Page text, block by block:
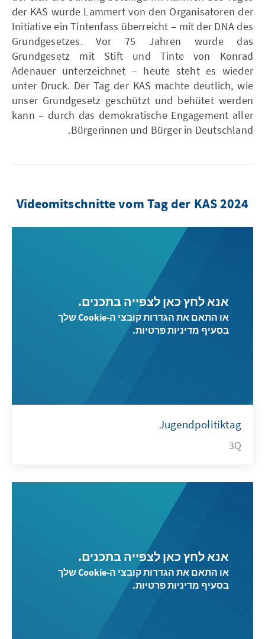
der KAS wurde Lammert von den Organisatoren der
Initiative ein Tintenfass überreicht – mit der DNA des
Grundgesetzes. Vor 75 Jahren wurde das
Grundgesetz mit Stift und Tinte von Konrad
Adenauer unterzeichnet – heute steht es wieder
unter Druck. Der Tag der KAS machte deutlich, wie
unser Grundgesetz geschützt und behütet werden
kann – durch das demokratische Engagement aller
Bürgerinnen und Bürger in Deutschland.
Videomitschnitte vom Tag der KAS 2024
אנא לחץ כאן לצפייה בתכנים.
או התאם את הגדרות קובצי ה-Cookie שלך
בסעיף מדיניות פרטיות.
Jugendpolitiktag
3Q
אנא לחץ כאן לצפייה בתכנים.
או התאם את הגדרות קובצי ה-Cookie שלך
בסעיף מדיניות פרטיות.